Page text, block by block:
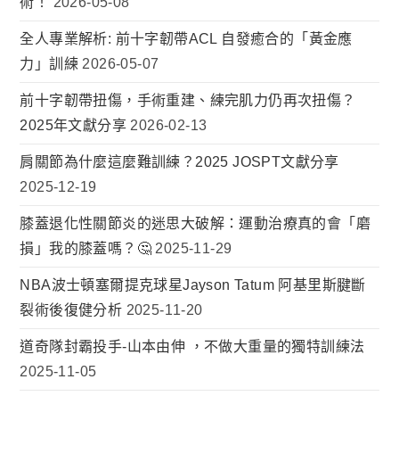
全人專業解析: 前十字韌帶ACL 自發癒合的「黃金應
力」訓練 2026-05-07
前十字韌帶扭傷，手術重建、練完肌力仍再次扭傷？
2025年文獻分享 2026-02-13
肩關節為什麼這麼難訓練？2025 JOSPT文獻分享
2025-12-19
膝蓋退化性關節炎的迷思大破解：運動治療真的會「磨
損」我的膝蓋嗎？🤔 2025-11-29
NBA波士頓塞爾提克球星Jayson Tatum 阿基里斯腱斷
裂術後復健分析 2025-11-20
道奇隊封霸投手-山本由伸 ，不做大重量的獨特訓練法
2025-11-05